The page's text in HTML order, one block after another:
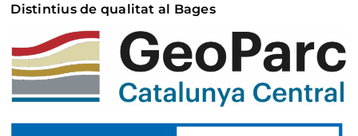
Distintius de qualitat al Bages